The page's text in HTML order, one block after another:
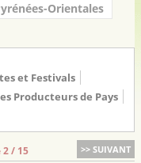
Orientales
et Festivals
Producteurs de Pays
>> SUIVANT
2 / 15